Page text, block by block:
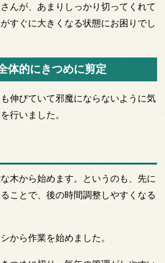
んが、あまりしっかり切ってくれて
すぐに大きくなる状態にお困りでし
体的にきつめに剪定
伸びていて邪魔にならないように気
行いました。
木から始めます。というのも、先に
ことで、後の時間調整しやすくなる
から作業を始めました。